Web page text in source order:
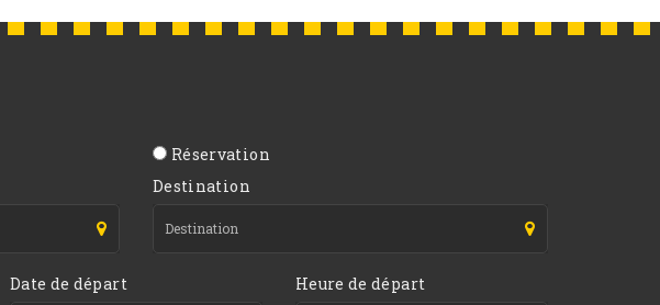
Réservation
Destination
Date de départ Heure de départ